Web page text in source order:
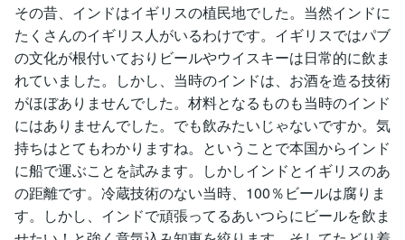
その昔、インドはイギリスの植民地でした。当然インドに
たくさんのイギリス人がいるわけです。イギリスではパブ
の文化が根付いておりビールやウイスキーは日常的に飲ま
れていました。しかし、当時のインドは、お酒を造る技術
がほぼありませんでした。材料となるものも当時のインド
にはありませんでした。でも飲みたいじゃないですか。気
持ちはとてもわかりますね。ということで本国からインド
に船で運ぶことを試みます。しかしインドとイギリスのあ
の距離です。冷蔵技術のない当時、100％ビールは腐りま
す。しかし、インドで頑張ってるあいつらにビールを飲ま